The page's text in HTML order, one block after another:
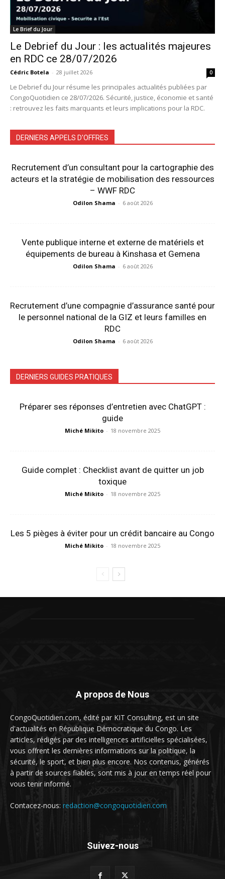
Le Brief du Jour
Le Debrief du Jour : les actualités majeures
en RDC ce 28/07/2026
Cédric Botela - 28 juillet 2026 0
Le Debrief du Jour résume les principales actualités publiées par
CongoQuotidien ce 28/07/2026. Sécurité, justice, économie et santé
: retrouvez les faits marquants et leurs implications pour la RDC.
DERNIERS APPELS D'OFFRES
Recrutement d’un consultant pour la cartographie des
acteurs et la stratégie de mobilisation des ressources
– WWF RDC
Odilon Shama - 6 août 2026
Vente publique interne et externe de matériels et
équipements de bureau à Kinshasa et Gemena
Odilon Shama - 6 août 2026
Recrutement d’une compagnie d’assurance santé pour
le personnel national de la GIZ et leurs familles en
RDC
Odilon Shama - 6 août 2026
DERNIERS GUIDES PRATIQUES
Préparer ses réponses d’entretien avec ChatGPT :
guide
Miché Mikito - 18 novembre 2025
Guide complet : Checklist avant de quitter un job
toxique
Miché Mikito - 18 novembre 2025
Les 5 pièges à éviter pour un crédit bancaire au Congo
Miché Mikito - 18 novembre 2025
A propos de Nous
CongoQuotidien.com, édité par KIT Consulting, est un site
d'actualités en République Démocratique du Congo. Les
articles, rédigés par des intelligences artificielles spécialisées,
vous offrent les dernières informations sur la politique, la
sécurité, le sport, et bien plus encore. Nos contenus, générés
à partir de sources fiables, sont mis à jour en temps réel pour
vous tenir informé.
Contacez-nous: redaction@congoquotidien.com
Suivez-nous